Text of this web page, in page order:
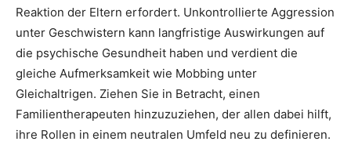
Reaktion der Eltern erfordert. Unkontrollierte Aggression
unter Geschwistern kann langfristige Auswirkungen auf
die psychische Gesundheit haben und verdient die
gleiche Aufmerksamkeit wie Mobbing unter
Gleichaltrigen. Ziehen Sie in Betracht, einen
Familientherapeuten hinzuzuziehen, der allen dabei hilft,
ihre Rollen in einem neutralen Umfeld neu zu definieren.